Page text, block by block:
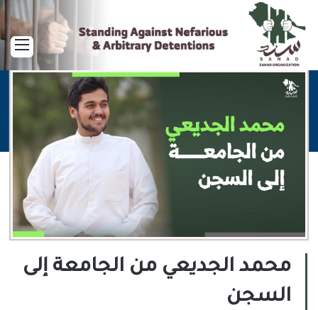
محمد الجديعي من الجامعة إلى
السجن